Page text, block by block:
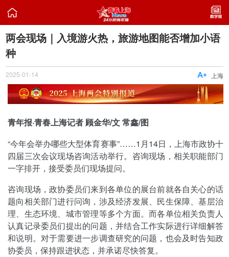

两会现场｜入境游火热，旅游地图能否增加小语
种
2025-01-14 上海

青年报·青春上海记者 顾金华/文 常鑫/图
“今年会举办哪些大型体育赛事”……1月14日，上海市政协十
四届三次会议现场咨询活动举行。咨询现场，相关职能部门
一字排开，接受委员们现场提问。
咨询现场，政协委员们来到各单位的展台前就各自关心的话
题向相关部门进行问询，涉及经济发展、民生保障、基层治
理、生态环境、城市管理等多个方面。而各单位相关负责人
认真记录委员们提出的问题，并结合工作实际进行详细解答
和说明。对于需要进一步调查研究的问题，也会及时告知政
协委员，保持跟进状态，并承诺尽快答复。